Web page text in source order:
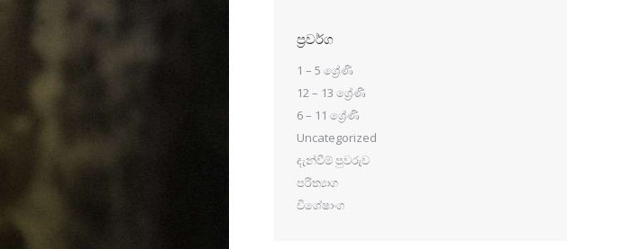
ප්‍රවර්ග
1 – 5 ශ්‍රේණි
12 – 13 ශ්‍රේණි
6 – 11 ශ්‍රේණි
Uncategorized
දැන්වීම් පුවරුව
පරිත්‍යාග
විශේෂාංග